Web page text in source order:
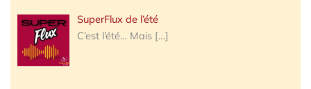
SuperFlux de l’été
C’est l’été… Mais […]